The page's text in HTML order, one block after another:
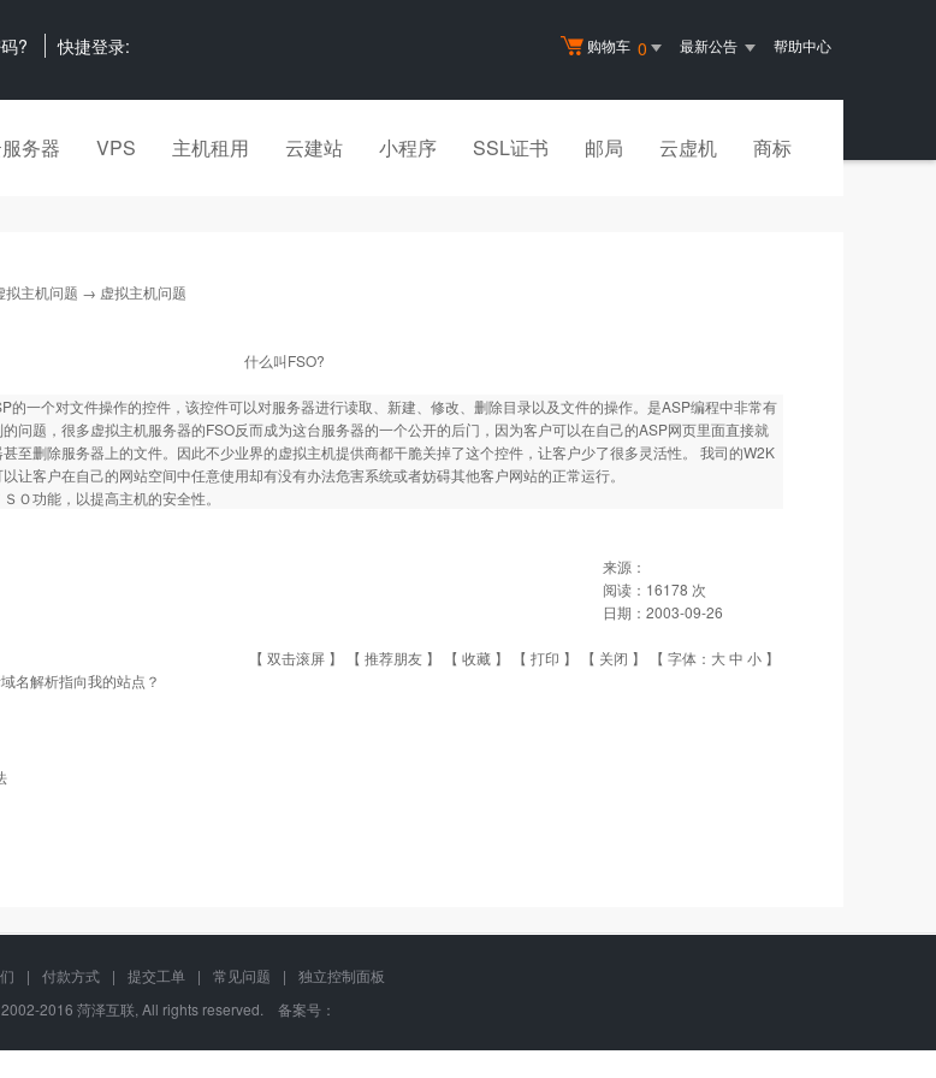
购物车 0 最新公告 帮助中心
? 快捷登录:
务器 VPS 主机租用 云建站 小程序 SSL证书 邮局 云虚机 商标
拟主机问题 → 虚拟主机问题
什么叫FSO?
的一个对文件操作的控件，该控件可以对服务器进行读取、新建、修改、删除目录以及文件的操作。是ASP编程中非常有
问题，很多虚拟主机服务器的FSO反而成为这台服务器的一个公开的后门，因为客户可以在自己的ASP网页里面直接就
至删除服务器上的文件。因此不少业界的虚拟主机提供商都干脆关掉了这个控件，让客户少了很多灵活性。 我司的W2K
让客户在自己的网站空间中任意使用却有没有办法危害系统或者妨碍其他客户网站的正常运行。
Ｏ功能，以提高主机的安全性。
来源：
阅读： 16178 次
日期： 2003-09-26
【 双击滚屏 】 【 推荐朋友 】 【 收藏 】 【 打印 】 【 关闭 】 【 字体： 大中 小 】
名解析指向我的站点？
| 付款方式 | 提交工单 | 常见问题 |
独立控制面板
2016 菏泽互联, All rights reserved. 备案号：